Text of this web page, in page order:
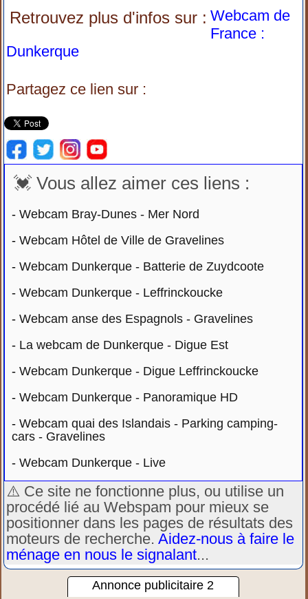
Retrouvez plus d'infos sur : Webcam de
France :
Dunkerque
Partagez ce lien sur :
💓 Vous allez aimer ces liens :
-Webcam Bray-Dunes - Mer Nord
-Webcam Hôtel de Ville de Gravelines
-Webcam Dunkerque - Batterie de Zuydcoote
-Webcam Dunkerque - Leffrinckoucke
-Webcam anse des Espagnols - Gravelines
- La webcam de Dunkerque - Digue Est
-Webcam Dunkerque - Digue Leffrinckoucke
-Webcam Dunkerque - Panoramique HD
-Webcam quai des Islandais - Parking camping-
cars - Gravelines
-Webcam Dunkerque - Live
⚠️ Ce site ne fonctionne plus, ou utilise un
procédé lié au Webspam pour mieux se
positionner dans les pages de résultats des
moteurs de recherche.Aidez-nous à faire le
ménage en nous le signalant...
Annonce publicitaire 2